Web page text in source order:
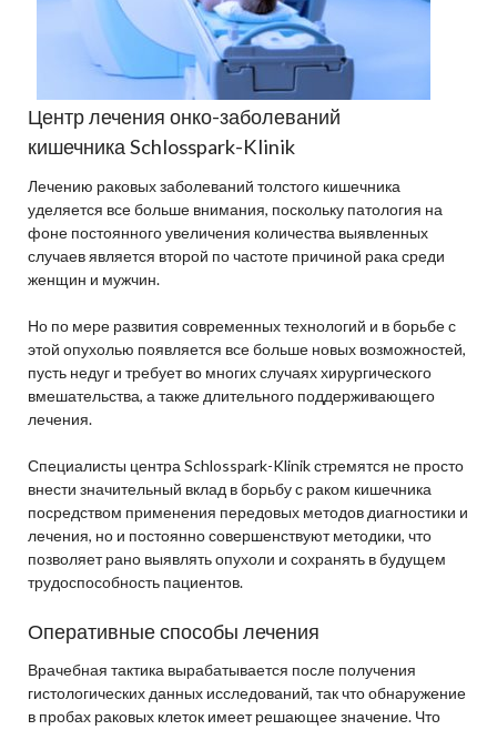
Центр лечения онко-заболеваний
кишечника Schlosspark-Klinik
Лечению раковых заболеваний толстого кишечника
уделяется все больше внимания, поскольку патология на
фоне постоянного увеличения количества выявленных
случаев является второй по частоте причиной рака среди
женщин и мужчин.
Но по мере развития современных технологий и в борьбе с
этой опухолью появляется все больше новых возможностей,
пусть недуг и требует во многих случаях хирургического
вмешательства, а также длительного поддерживающего
лечения.
Специалисты центра Schlosspark-Klinik стремятся не просто
внести значительный вклад в борьбу с раком кишечника
посредством применения передовых методов диагностики и
лечения, но и постоянно совершенствуют методики, что
позволяет рано выявлять опухоли и сохранять в будущем
трудоспособность пациентов.
Оперативные способы лечения
Врачебная тактика вырабатывается после получения
гистологических данных исследований, так что обнаружение
в пробах раковых клеток имеет решающее значение. Что